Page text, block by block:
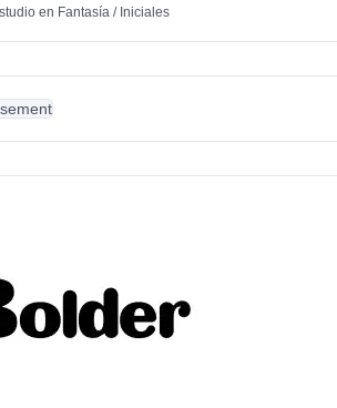
en Fantasía / Iniciales